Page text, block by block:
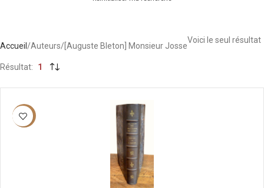
Accueil Auteurs [Auguste Bleton] Monsieur Josse
Voici le seul résultat
Résultat 1
-40%